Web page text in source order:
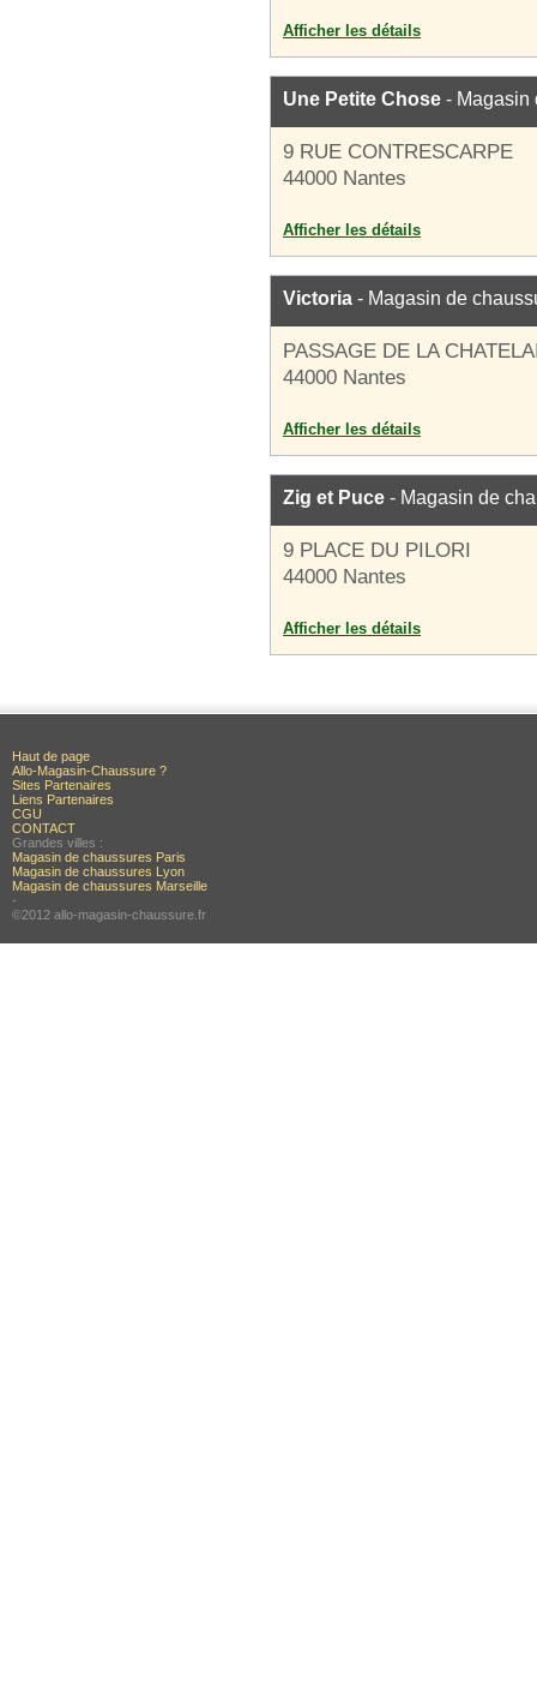
Afficher les détails
Une Petite Chose - Magasin
9 RUE CONTRESCARPE
44000 Nantes
Afficher les détails
Victoria - Magasin de
PASSAGE DE LA
44000 Nantes
Afficher les détails
Zig et Puce - Magasin de
9 PLACE DU PILORI
44000 Nantes
Afficher les détails
Haut de page
Allo-Magasin-Chaussure ?
Sites Partenaires
Liens Partenaires
CGU
CONTACT
Grandes villes :
Magasin de chaussures Paris
Magasin de chaussures Lyon
Magasin de chaussures Marseille
-
©2012 allo-magasin-chaussure.fr